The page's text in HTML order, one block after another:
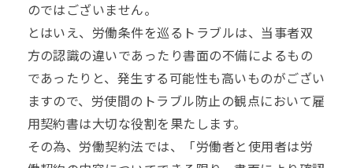
のではございません。
とはいえ、労働条件を巡るトラブルは、当事者双
方の認識の違いであったり書面の不備によるもの
であったりと、発生する可能性も高いものがござい
ますので、労使間のトラブル防止の観点において雇
用契約書は大切な役割を果たします。
その為、労働契約法では、「労働者と使用者は労